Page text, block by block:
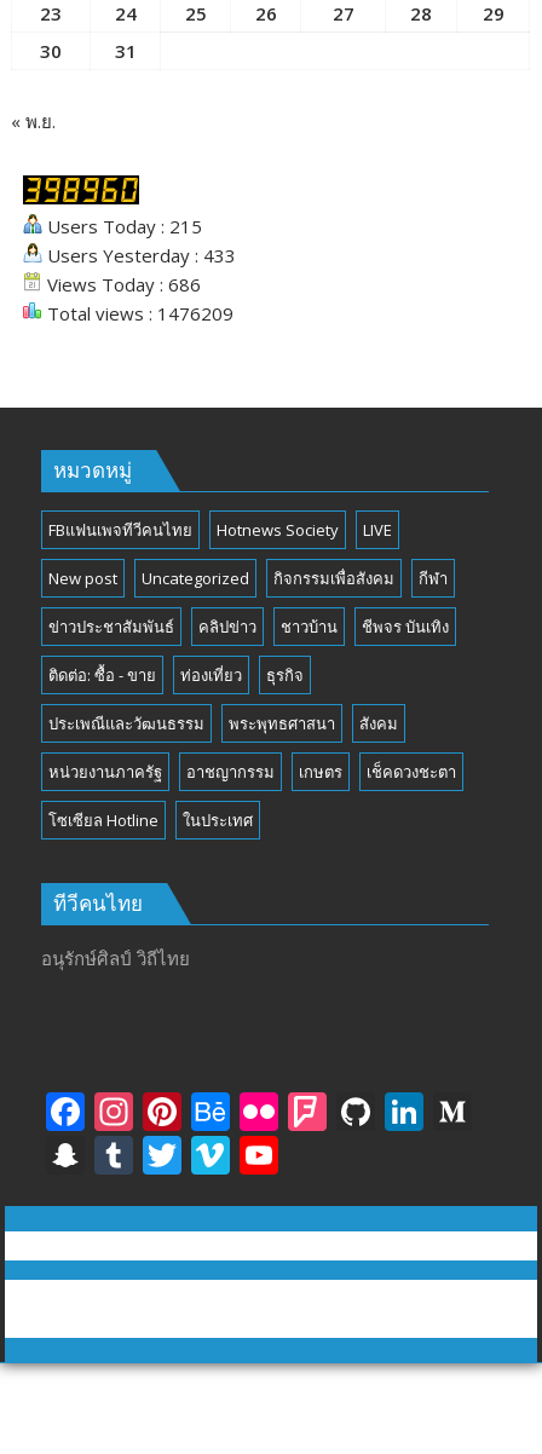
23
24 25 26 27 28
29
30
31
« พ.ย.
Users Today : 215
Users Yesterday : 433
Views Today : 686
Total views : 1476209
หมวดหมู่
FBแฟนเพจทีวีคนไทย Hotnews Society LIVE
New post Uncategorized กิจกรรมเพื่อสังคม กีฬา
ข่าวประชาสัมพันธ์ คลิปข่าว ชาวบ้าน ชีพจร บันเทิง
ติดต่อ: ซื้อ - ขาย ท่องเที่ยว ธุรกิจ
ประเพณีและวัฒนธรรม พระพุทธศาสนา สังคม
หน่วยงานภาครัฐ อาชญากรรม เกษตร เช็คดวงชะตา
โซเซียล Hotline ในประเทศ
ทีวีคนไทย
อนุรักษ์ศิลป์ วิถีไทย
F
ac
e
b
o
k
In
st
a
gr
a
Pi
nt
er
e
st
B
e
h
a
n
e
Fli F
rs
q
ar
e
Gi
u
b
Li
e
dI
u
m
S
n
a
p
h
at
T
u
m
bl
T
w
itt
er
Vi
m
e
o
o
u
T
b
e